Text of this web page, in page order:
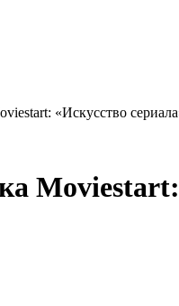
«Искусство